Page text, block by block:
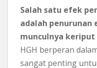
Salah satu efek
adalah
munculnya
HGH berperan
sangat penting